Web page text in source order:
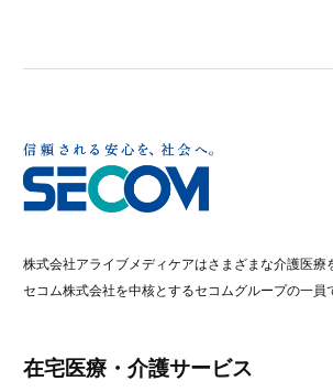
株式会社アライブメディケアはさまざまな介護医療
セコム株式会社を中核とするセコムグループの一員
在宅医療・介護サービス